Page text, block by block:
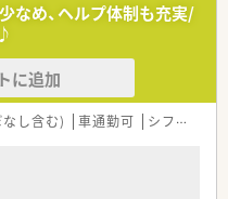
置し、いつでも活用できてるよ
助、MPラーニング（eラーニン
子さんがいる方が1日2時間の時
なめ、ヘルプ体制も充実/
に追加
し含む) 車通勤可 シフト制